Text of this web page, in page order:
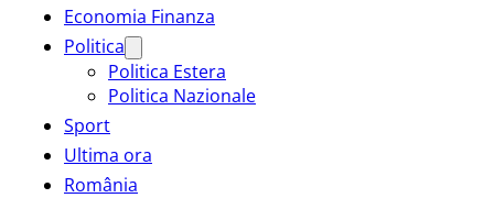
Economia Finanza
Politica
Politica Estera
Politica Nazionale
Sport
Ultima ora
România